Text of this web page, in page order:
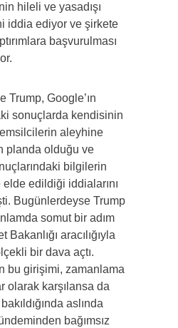
hileli ve yasadışı
iddia ediyor ve şirkete
başvurulması
Trump, Google’ın
sonuçlarda kendisinin
aleyhine
planda olduğu ve
bilgilerin
edildiği iddialarını
Bugünlerdeyse Trump
somut bir adım
aracılığıyla
bir dava açtı.
bu girişimi, zamanlama
olarak karşılansa da
aslında
bağımsız